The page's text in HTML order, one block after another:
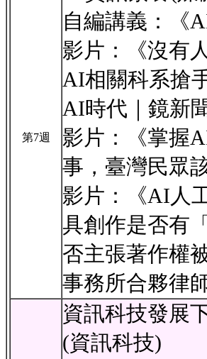
第7週
自編講義：《
影片：《沒有
AI相關科系搶
AI時代｜鏡新
影片：《掌握
事，臺灣民眾
影片：《AI人
具創作是否有
否主張著作權
事務所合夥律
資訊科技發展
(資訊科技)